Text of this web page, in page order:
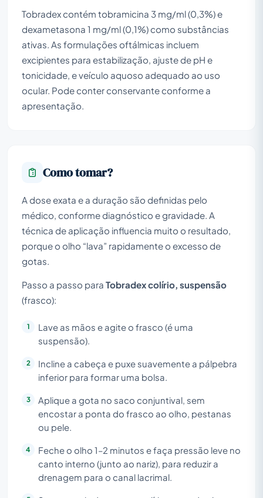
Tobradex contém tobramicina 3 mg/ml (0,3%) e
dexametasona 1 mg/ml (0,1%) como substâncias
ativas. As formulações oftálmicas incluem
excipientes para estabilização, ajuste de pH e
tonicidade, e veículo aquoso adequado ao uso
ocular. Pode conter conservante conforme a
apresentação.
Como tomar?
A dose exata e a duração são definidas pelo
médico, conforme diagnóstico e gravidade. A
técnica de aplicação influencia muito o resultado,
porque o olho “lava” rapidamente o excesso de
gotas.
Passo a passo para Tobradex colírio, suspensão
(frasco):
Lave as mãos e agite o frasco (é uma
suspensão).
Incline a cabeça e puxe suavemente a pálpebra
inferior para formar uma bolsa.
Aplique a gota no saco conjuntival, sem
encostar a ponta do frasco ao olho, pestanas
ou pele.
Feche o olho 1–2 minutos e faça pressão leve no
canto interno (junto ao nariz), para reduzir a
drenagem para o canal lacrimal.